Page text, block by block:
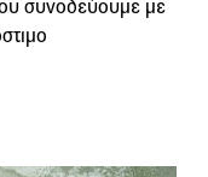
συνοδεύουμε με